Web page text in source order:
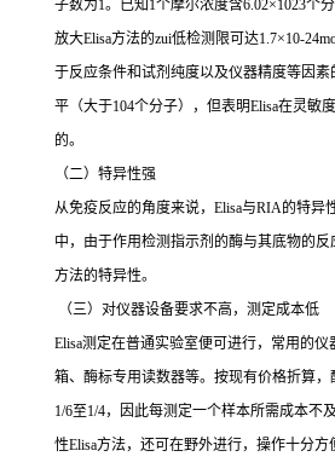
子数为1。已知 1个摩尔浓度含6.02×1023个
放大Elisa方法的zui低检测限可达1.7×10-
于反应条件和试剂纯度以及仪器精度等因
平（大于104个分子），但表明Elisa在灵敏
的。
（二）特异性强
从免疫反应的角度来说， Elisa与RIA的特异
中，由于作用检测指示剂的酶与其底物的
方法的特异性。
（三）对仪器设备要求不高，测定成本低
Elisa测定在普通实验室便可进行，常用的
箱、酶标专用读数器等。按现有价格折算
1/6至1/4，因此每测定一个样本所需成本不及
性Elisa方法，还可在野外进行，操作十分方